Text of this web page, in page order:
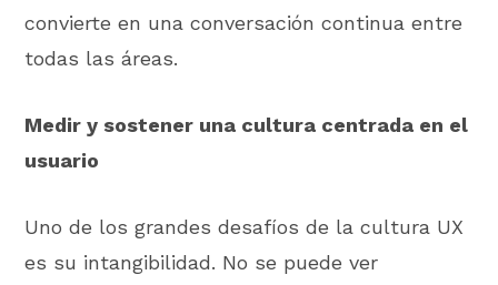
convierte en una conversación continua entre
todas las áreas.
Medir y sostener una cultura centrada en el
usuario
Uno de los grandes desafíos de la cultura UX
es su intangibilidad. No se puede ver